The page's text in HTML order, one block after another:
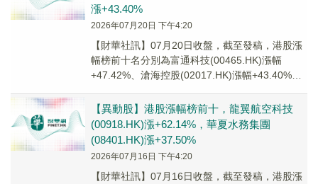
漲+43.40%
2026年07月20日 下午4:20
【財華社訊】07月20日收盤，截至發稿，港股漲
幅榜前十名分別為富通科技(00465.HK)漲幅
+47.42%、滄海控股(02017.HK)漲幅+43.40%、
【異動股】港股漲幅榜前十，龍翼航空科技
(00918.HK)漲+62.14%，華夏水務集團
(08401.HK)漲+37.50%
2026年07月16日 下午4:20
【財華社訊】07月16日收盤，截至發稿，港股漲